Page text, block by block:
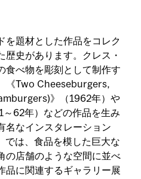
を題材とした作品をコレク
歴史があります。クレス・
食べ物を彫刻として制作す
《Two Cheeseburgers,
》（1962年）や
～62年）などの作品を生み
名なインスタレーション
では、食品を模した巨大な
の店舗のような空間に並べ
品に関連するギャラリー展